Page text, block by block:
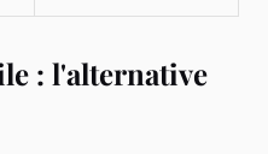
: l'alternative